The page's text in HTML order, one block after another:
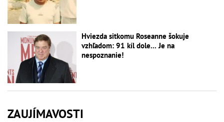
Hviezda sitkomu Roseanne šokuje
vzhľadom: 91 kíl dole... Je na
nespoznanie!
ZAUJÍMAVOSTI